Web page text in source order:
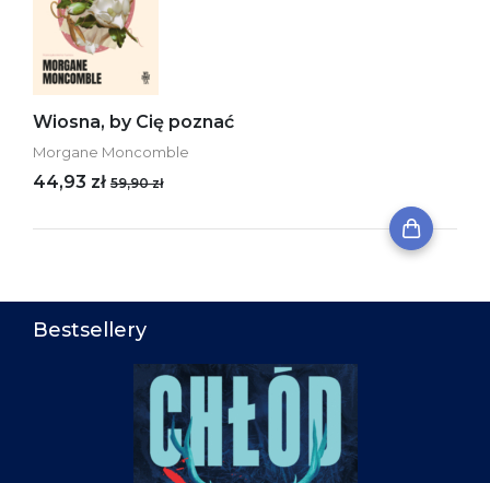
Wiosna, by Cię poznać
Morgane Moncomble
44,93 zł 59,90 zł
Bestsellery